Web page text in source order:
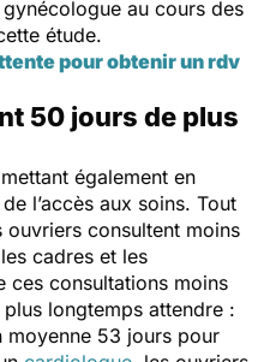
au cours des
étude.
pour obtenir un rdv
50 jours de plus
également en
l’accès aux soins. Tout
ouvriers consultent moins
cadres et les
ces consultations moins
longtemps attendre :
moyenne 53 jours pour